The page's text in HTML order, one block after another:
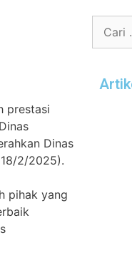
prestasi
Dinas
2/2025).
pihak yang